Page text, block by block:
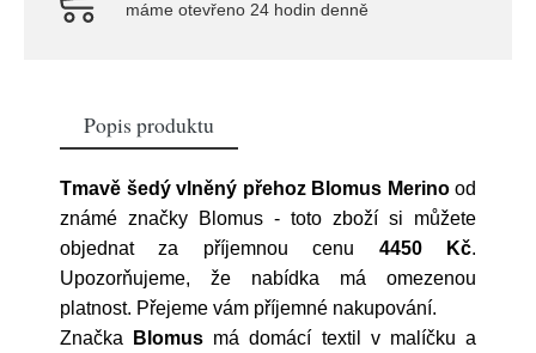
máme otevřeno 24 hodin denně
Popis produktu
Tmavě šedý vlněný přehoz Blomus Merinood
známé značky
Blomus - toto zboží si můžete
objednat za příjemnou cenu 4450 Kč.
Upozorňujeme, že nabídka má omezenou
platnost. Přejeme vám příjemné nakupování.
Značka
Blomus má domácí textil v malíčku a